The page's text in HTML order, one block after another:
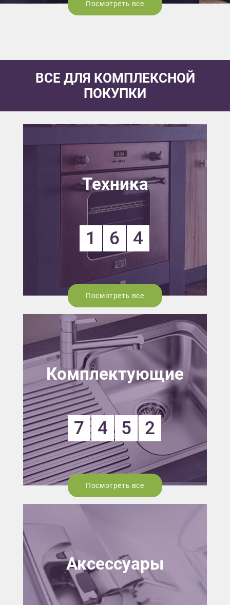
Посмотреть все
ВСЕ ДЛЯ КОМПЛЕКСНОЙ
ПОКУПКИ
Техника
1 6 4
Посмотреть все
Комплектующие
7 4 5 2
Посмотреть все
Аксессуары